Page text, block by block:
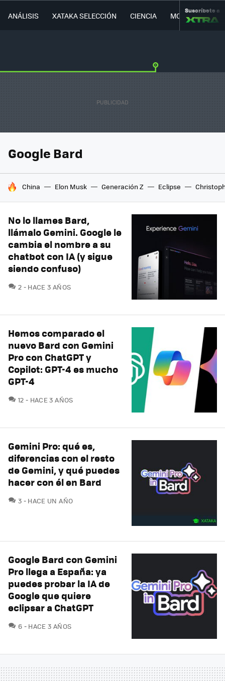
ANÁLISIS XATAKA SELECCIÓN CIENCIA MOVILIDAD
Suscríbete a
Google Bard
HOY SE HABLA DE
China Elon Musk Generación Z Eclipse
No lo llames Bard,
llámalo Gemini. Google le
cambia el nombre a su
chatbot con IA (y sigue
siendo confuso)
2 COMENTARIOS
HACE 3 AÑOS
Hemos comparado el
nuevo Bard con Gemini
Pro con ChatGPT y
Copilot: GPT-4 es mucho
GPT-4
12 COMENTARIOS
HACE 3 AÑOS
Gemini Pro: qué es,
diferencias con el resto
de Gemini, y qué puedes
hacer con él en Bard
3 COMENTARIOS
HACE UN AÑO
Google Bard con Gemini
Pro llega a España: ya
puedes probar la IA de
Google que quiere
eclipsar a ChatGPT
6 COMENTARIOS
HACE 3 AÑOS